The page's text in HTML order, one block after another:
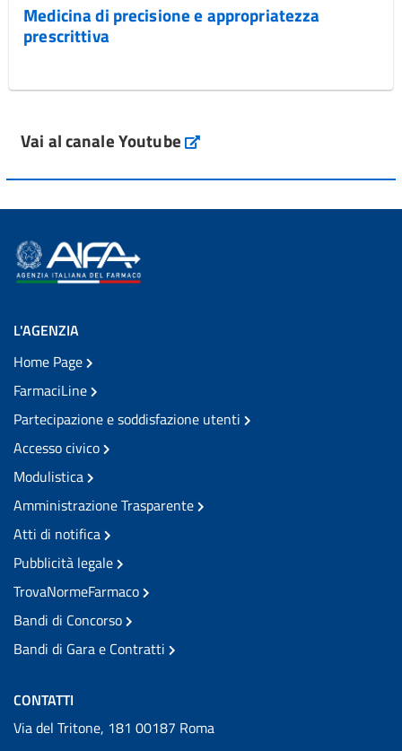
Medicina di precisione e appropriatezza
prescrittiva
Vai al canale Youtube
L'AGENZIA
Home Page
FarmaciLine
Partecipazione e soddisfazione utenti
Accesso civico
Modulistica
Amministrazione Trasparente
Atti di notifica
Pubblicità legale
TrovaNormeFarmaco
Bandi di Concorso
Bandi di Gara e Contratti
CONTATTI
Via del Tritone, 181 00187 Roma